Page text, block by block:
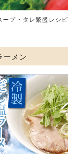
ープ・タレ繁盛レシピ
ーメン